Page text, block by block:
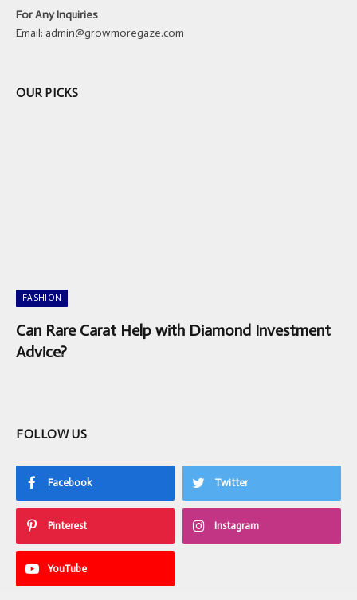
For Any Inquiries
Email: admin@growmoregaze.com
OUR PICKS
FASHION
Can Rare Carat Help with Diamond Investment
Advice?
FOLLOW US
Facebook Twitter
Pinterest Instagram
YouTube